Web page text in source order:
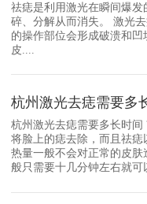
祛痣是利用激光在瞬间爆
碎、分解从而消失。 激光
的操作部位会形成破溃和
皮....
杭州激光去痣需要多
杭州激光去痣需要多长时
将脸上的痣去除，而且祛
热量一般不会对正常的皮
般只需要十几分钟左右就